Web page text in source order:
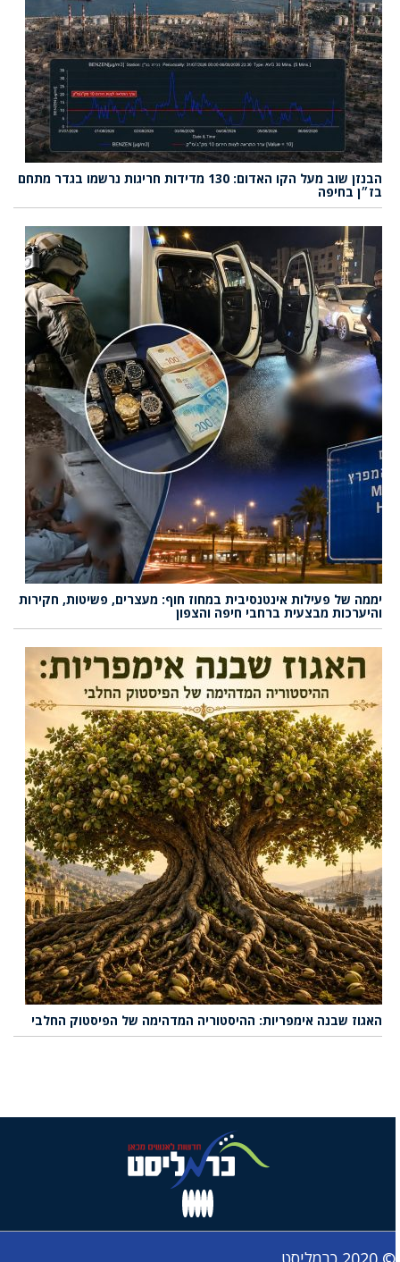
הבנזן שוב מעל הקו האדום: 130 מדידות חריגות נרשמו בגדר מתחם
בז״ן בחיפה
יממה של פעילות אינטנסיבית במחוז חוף: מעצרים, פשיטות, חקירות
והיערכות מבצעית ברחבי חיפה והצפון
האגוז שבנה אימפריות: ההיסטוריה המדהימה של הפיסטוק החלבי